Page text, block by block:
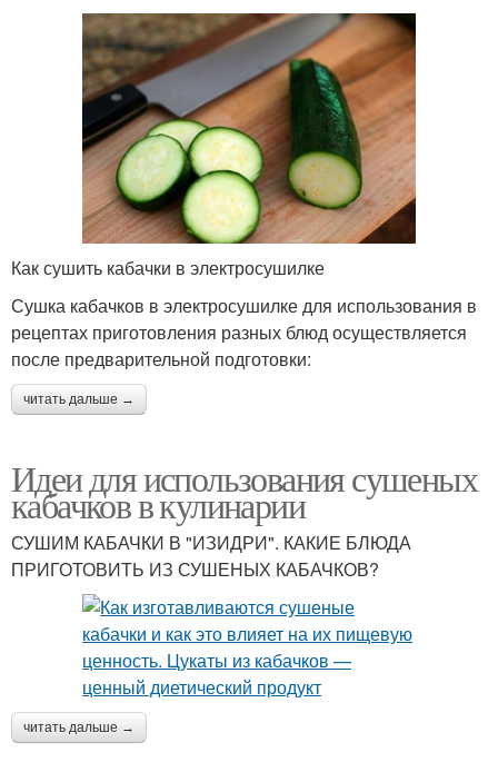
Как сушить кабачки в электросушилке
Сушка кабачков в электросушилке для использования в
рецептах приготовления разных блюд осуществляется
после предварительной подготовки:
читать дальше →
Идеи для использования сушеных
кабачков в кулинарии
СУШИМ КАБАЧКИ В "ИЗИДРИ". КАКИЕ БЛЮДА
ПРИГОТОВИТЬ ИЗ СУШЕНЫХ КАБАЧКОВ?
читать дальше →